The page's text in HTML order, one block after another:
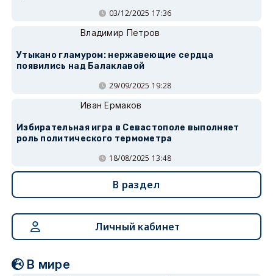
03/12/2025 17:36
Владимир Петров
Утыкано гламуром: нержавеющие сердца
появились над Балаклавой
29/09/2025 19:28
Иван Ермаков
Избирательная игра в Севастополе выполняет
роль политического термометра
18/08/2025 13:48
В раздел
Личный кабинет
В мире